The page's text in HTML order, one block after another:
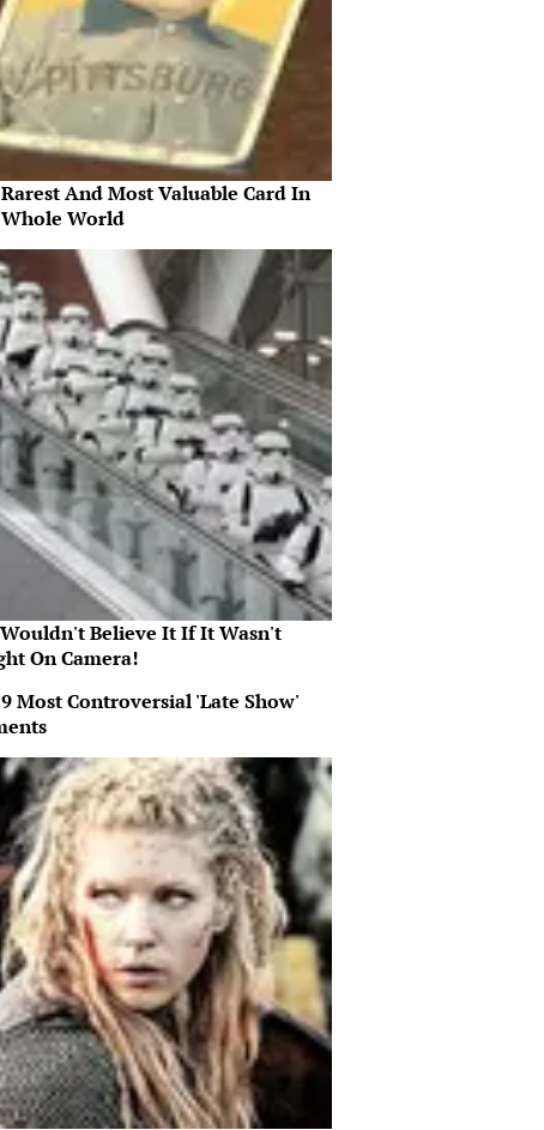
And Most Valuable Card In
World
Believe It If It Wasn't
On Camera!
Most Controversial 'Late Show'